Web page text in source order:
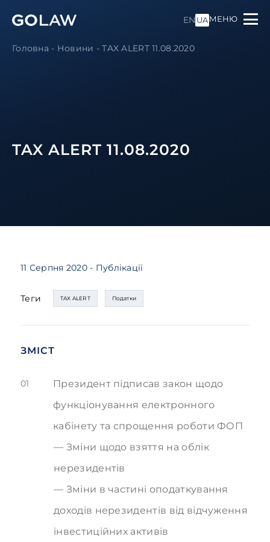
EN UAМЕНЮ
Головна - Новини -TAX ALERT 11.08.2020
TAX ALERT 11.08.2020
11 Серпня 2020 - Публікації
Теги TAX ALERT Податки
ЗМІСТ
01
Президент підписав закон щодо
функціонування електронного
кабінету та спрощення роботи ФОП
Зміни щодо взяття на облік
нерезидентів
Зміни в частині оподаткування
доходів нерезидентів від відчуження
інвестиційних активів